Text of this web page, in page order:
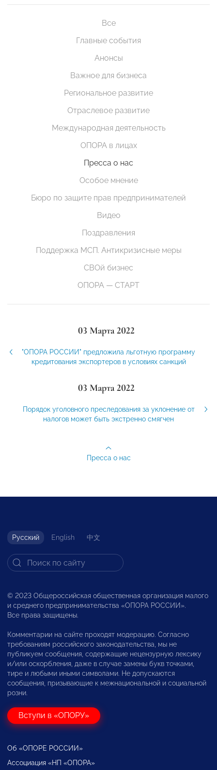
Все
Главные события
Анонсы
Важное для бизнеса
Региональное развитие
Отраслевое развитие
Международная деятельность
ОПОРА в лицах
Пресса о нас
Особое мнение
Бюро по защите прав предпринимателей
Видео
Поздравления
Поддержка МСП. Антикризисные меры
СВОй бизнес
ОПОРА — СТАРТ
03 Марта 2022
"ОПОРА РОССИИ" предложила льготную программу
кредитования экспортеров в условиях санкций
03 Марта 2022
Порядок уголовного преследования за уклонение от
налогов может быть экстренно смягчен
Пресса о нас
Русский English 中文
© 2023 Общероссийская общественная организация малого
и среднего предпринимательства «ОПОРА РОССИИ».
Все права защищены.
Комментарии на сайте проходят модерацию. Согласно
требованиям российского законодательства, мы не
публикуем сообщения, содержащие нецензурную лексику
и/или оскорбления, даже в случае замены букв точками,
тире и любыми иными символами. Не допускаются
сообщения, призывающие к межнациональной и социальной
розни.
Вступи в «ОПОРУ»
Об «ОПОРЕ РОССИИ»
Ассоциация «НП «ОПОРА»